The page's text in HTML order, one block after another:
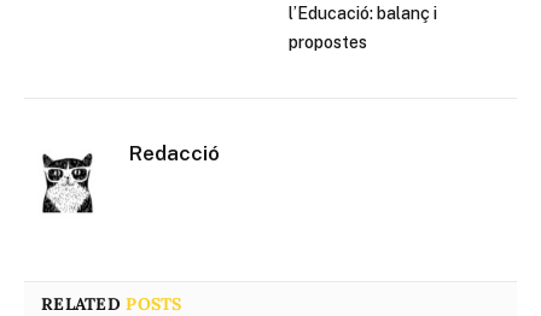
l’Educació: balanç i
propostes
Redacció
RELATEDPOSTS